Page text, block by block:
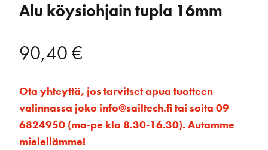
Alu köysiohjain tupla 16mm
90,40€
Ota yhteyttä, jos tarvitset apua tuotteen
valinnassa joko info@sailtech.fi tai soita 09
6824950 (ma-pe klo 8.30-16.30). Autamme
mielellämme!